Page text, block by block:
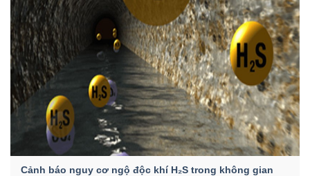
Cảnh báo nguy cơ ngộ độc khí H₂S trong không gian